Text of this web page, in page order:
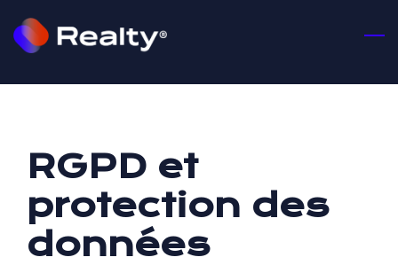
Accédez à notre
Prénom *
content
RGPD et
protection des
données